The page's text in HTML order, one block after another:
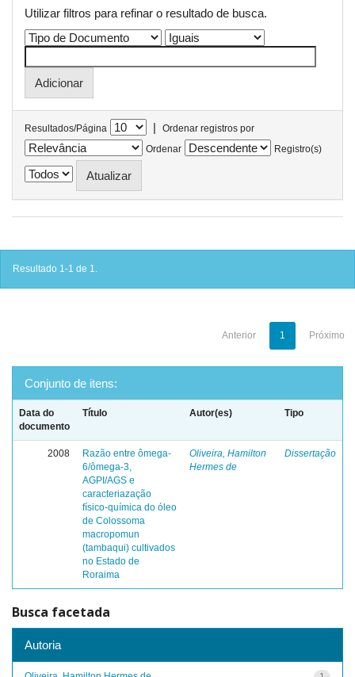
Utilizar filtros para refinar o resultado de busca.
Resultados/Página |
Ordenar registros por
Ordenar
Registro(s)
Resultado 1-1 de 1.
Anterior 1 Próximo
Conjunto de itens:
Data do
documento
Título Autor(es) Tipo
2008
Razão entre ômega-
6/ômega-3,
AGPI/AGS e
caracteriazação
físico-química do óleo
de Colossoma
macropomun
(tambaqui) cultivados
no Estado de
Roraima
Oliveira, Hamilton
Hermes de
Dissertação
Busca facetada
Autoria